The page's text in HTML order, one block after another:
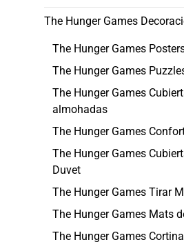
The Hunger Games
The Hunger Games
The Hunger Games
The Hunger Games
almohadas
The Hunger Games
The Hunger Games
Duvet
The Hunger Games Tirar
The Hunger Games Mats
The Hunger Games